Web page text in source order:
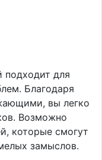
для
Благодаря
вы легко
Возможно
которые смогут
замыслов.